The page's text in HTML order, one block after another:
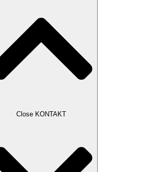
Close KONTAKT